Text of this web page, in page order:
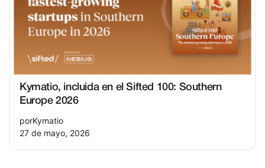
Kymatio, incluida en el Sifted 100: Southern
Europe 2026
porKymatio
27 de mayo, 2026